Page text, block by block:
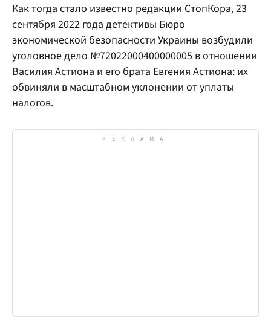
Как тогда стало известно редакции СтопКора, 23
сентября 2022 года детективы Бюро
экономической безопасности Украины возбудили
уголовное дело №72022000400000005 в отношении
Василия Астиона и его брата Евгения Астиона: их
обвиняли в масштабном уклонении от уплаты
налогов.